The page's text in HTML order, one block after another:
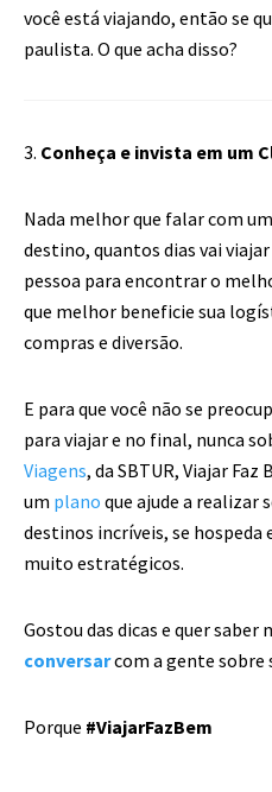
você está viajando, então se
paulista. O que acha disso?
3. Conheça e invista em um
Nada melhor que falar com
destino, quantos dias vai
pessoa para encontrar o
que melhor beneficie sua
compras e diversão.
E para que você não se
para viajar e no final, nunca
Viagens, da SBTUR, Viajar Faz
um plano que ajude a realizar
destinos incríveis, se hospeda
muito estratégicos.
Gostou das dicas e quer saber
conversarcom a gente sobre
Porque #ViajarFazBem